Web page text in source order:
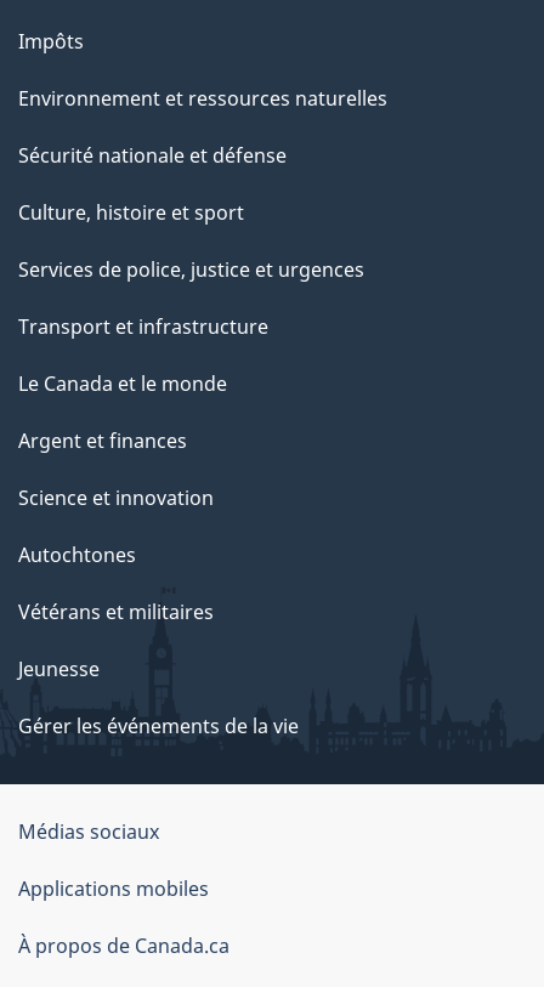
Impôts
Environnement et ressources naturelles
Sécurité nationale et défense
Culture, histoire et sport
Services de police, justice et urgences
Transport et infrastructure
Le Canada et le monde
Argent et finances
Science et innovation
Autochtones
Vétérans et militaires
Jeunesse
Gérer les événements de la vie
Organisation
du
gouvernement
du
Médias sociaux
Applications mobiles
À propos de Canada.ca